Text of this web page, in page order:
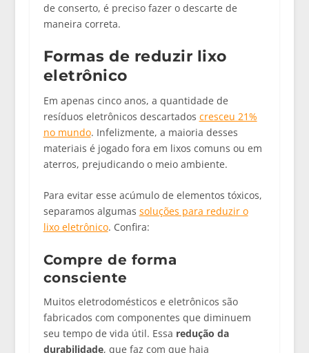
de conserto, é preciso fazer o descarte de
maneira correta.
Formas de reduzir lixo
eletrônico
Em apenas cinco anos, a quantidade de
resíduos eletrônicos descartados cresceu 21%
no mundo. Infelizmente, a maioria desses
materiais é jogado fora em lixos comuns ou em
aterros, prejudicando o meio ambiente.
Para evitar esse acúmulo de elementos tóxicos,
separamos algumas soluções para reduzir o
lixo eletrônico. Confira:
Compre de forma
consciente
Muitos eletrodomésticos e eletrônicos são
fabricados com componentes que diminuem
seu tempo de vida útil. Essa redução da
durabilidade, que faz com que haja